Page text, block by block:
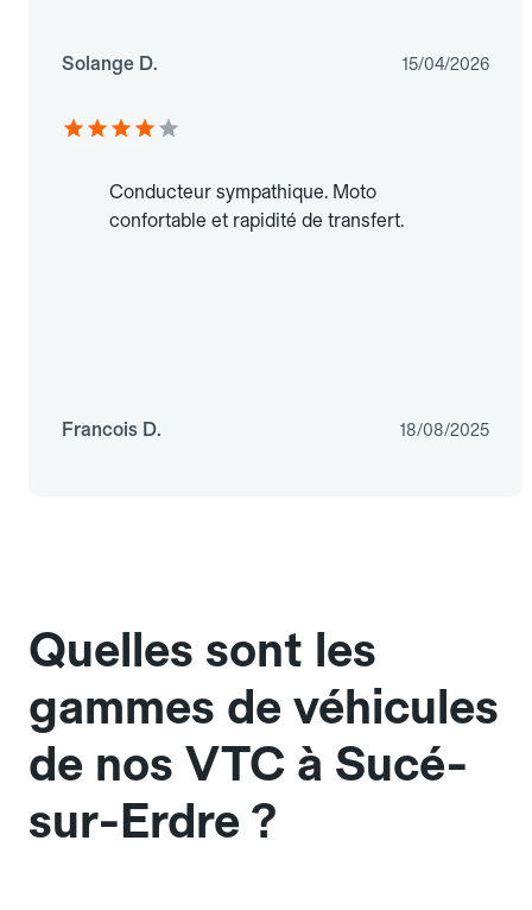
Solange D. 15/04/2026
Conducteur sympathique. Moto
confortable et rapidité de transfert.
Francois D. 18/08/2025
Quelles sont les
gammes de véhicules
de nos VTC à Sucé-
sur-Erdre ?